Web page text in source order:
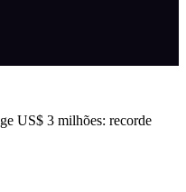
US$ 3 milhões: recorde